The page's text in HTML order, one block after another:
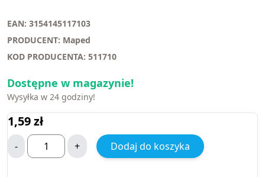
EAN: 3154145117103
PRODUCENT: Maped
KOD PRODUCENTA: 511710
Dostępne w magazynie!
Wysyłka w 24 godziny!
1,59zł
- + Dodaj do koszyka